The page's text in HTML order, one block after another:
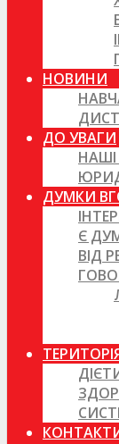
НОВИНИ
ДО УВАГИ
ДУМКИ
Є
ВІД